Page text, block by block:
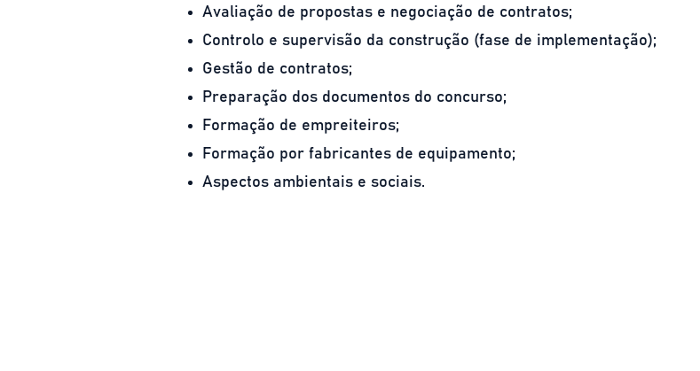
Avaliação de propostas e negociação de contratos;
Controlo e supervisão da construção (fase de implementação);
Gestão de contratos;
Preparação dos documentos do concurso;
Formação de empreiteiros;
Formação por fabricantes de equipamento;
Aspectos ambientais e sociais.